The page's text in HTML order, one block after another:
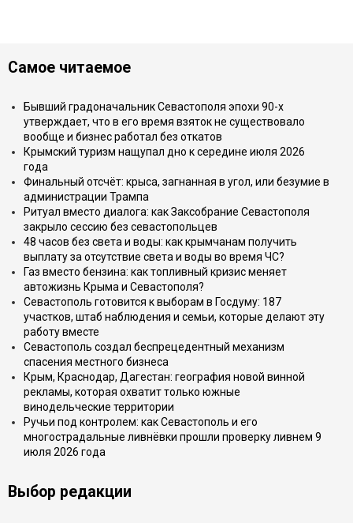
Самое читаемое
Бывший градоначальник Севастополя эпохи 90-х
утверждает, что в его время взяток не существовало
вообще и бизнес работал без откатов
Крымский туризм нащупал дно к середине июля 2026
года
Финальный отсчёт: крыса, загнанная в угол, или безумие в
администрации Трампа
Ритуал вместо диалога: как Заксобрание Севастополя
закрыло сессию без севастопольцев
48 часов без света и воды: как крымчанам получить
выплату за отсутствие света и воды во время ЧС?
Газ вместо бензина: как топливный кризис меняет
автожизнь Крыма и Севастополя?
Севастополь готовится к выборам в Госдуму: 187
участков, штаб наблюдения и семьи, которые делают эту
работу вместе
Севастополь создал беспрецедентный механизм
спасения местного бизнеса
Крым, Краснодар, Дагестан: география новой винной
рекламы, которая охватит только южные
винодельческие территории
Ручьи под контролем: как Севастополь и его
многострадальные ливнёвки прошли проверку ливнем 9
июля 2026 года
Выбор редакции